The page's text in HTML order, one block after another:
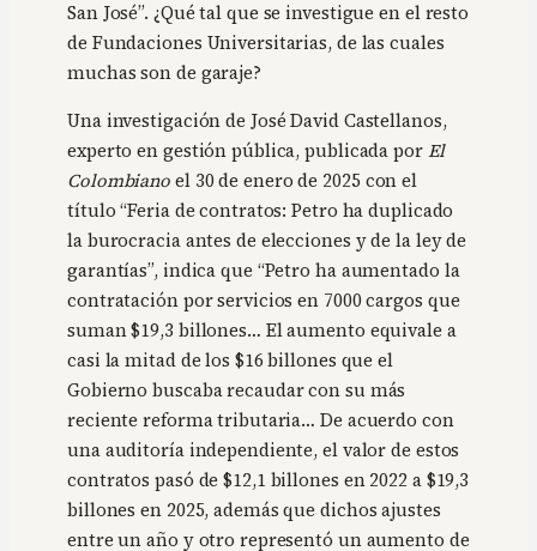
San José”. ¿Qué tal que se investigue en el resto
de Fundaciones Universitarias, de las cuales
muchas son de garaje?
Una investigación de José David Castellanos,
experto en gestión pública, publicada por El
Colombiano el 30 de enero de 2025 con el
título “Feria de contratos: Petro ha duplicado
la burocracia antes de elecciones y de la ley de
garantías”, indica que “Petro ha aumentado la
contratación por servicios en 7000 cargos que
suman $19,3 billones… El aumento equivale a
casi la mitad de los $16 billones que el
Gobierno buscaba recaudar con su más
reciente reforma tributaria… De acuerdo con
una auditoría independiente, el valor de estos
contratos pasó de $12,1 billones en 2022 a $19,3
billones en 2025, además que dichos ajustes
entre un año y otro representó un aumento de